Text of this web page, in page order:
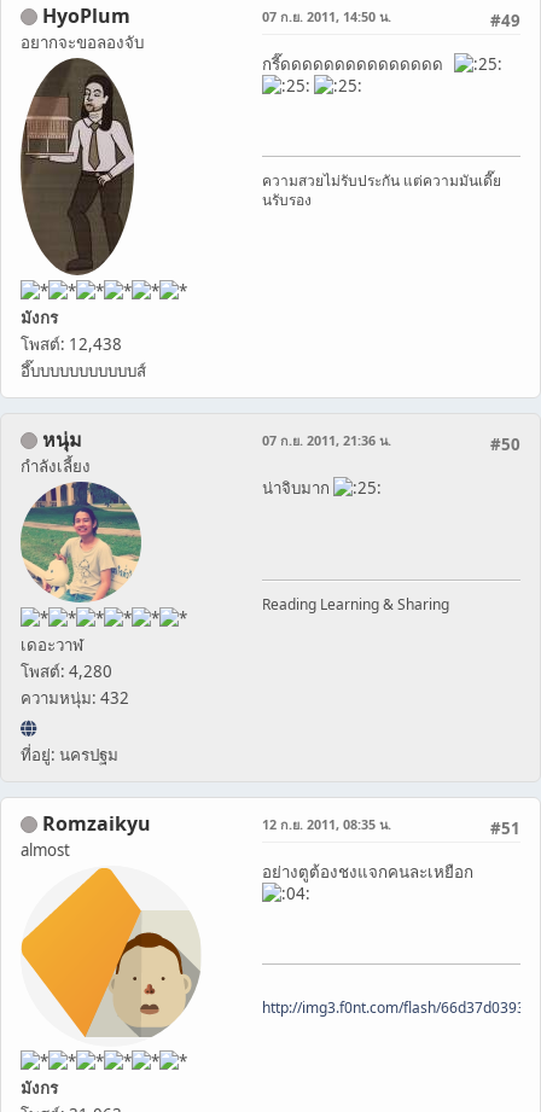
HyoPlum
อยากจะขอลองจับ
มังกร
โพสต์: 12,438
อึ๊บบบบบบบบบบบส์
#49
07 ก.ย. 2011, 14:50 น.
กรี๊ดดดดดดดดดดดดดดด
ความสวยไม่รับประกัน แต่ความมันเดี๊ย
นรับรอง
หนุ่ม
กำลังเลี้ยง
เดอะวาฬ
โพสต์: 4,280
ความหนุ่ม: 432
ที่อยู่: นครปฐม
#50
07 ก.ย. 2011, 21:36 น.
น่าจิบมาก
Reading Learning & Sharing
Romzaikyu
almost
มังกร
#51
12 ก.ย. 2011, 08:35 น.
อย่างตูต้องชงแจกคนละเหยือก
http://img3.f0nt.com/flash/